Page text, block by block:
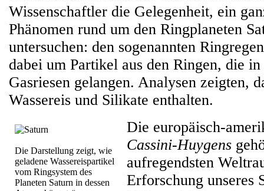
Wissenschaftler die Gelegenheit, ein
Phänomen rund um den Ringplaneten
untersuchen: den sogenannten
dabei um Partikel aus den Ringen, die
Gasriesen gelangen. Analysen zeigten,
Wassereis und Silikate enthalten.
Die Darstellung zeigt, wie
geladene Wassereispartikel
vom Ringsystem des
Planeten Saturn in dessen
Die europäisch-
Cassini-Huygens
aufregendsten
Erforschung unseres